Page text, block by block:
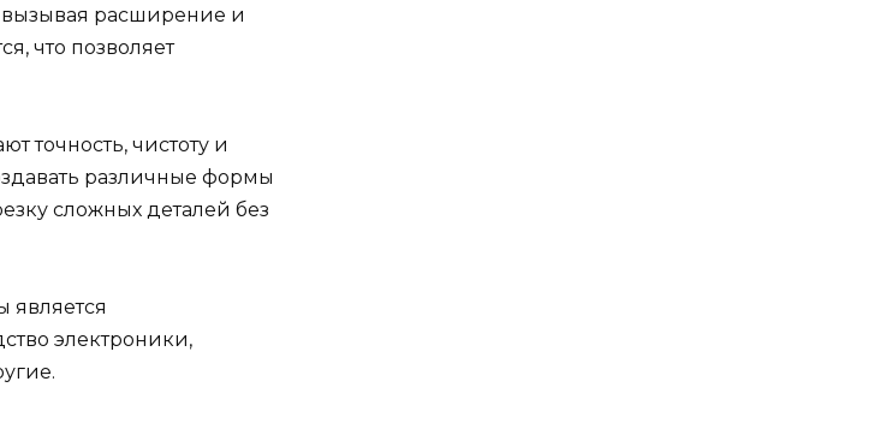
вызывая расширение и
что позволяет
точность, чистоту и
различные формы
сложных деталей без
является
электроники,